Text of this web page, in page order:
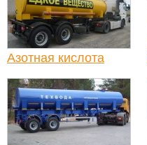
Азотная кислота